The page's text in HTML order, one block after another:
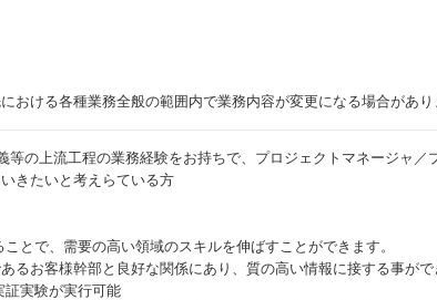
おける各種業務全般の範囲内で業務内容が変更になる場合があり
の上流工程の業務経験をお持ちで、プロジェクトマネージャ／
きたいと考えらている方
とで、需要の高い領域のスキルを伸ばすことができます。
るお客様幹部と良好な関係にあり、質の高い情報に接する事がで
証実験が実行可能